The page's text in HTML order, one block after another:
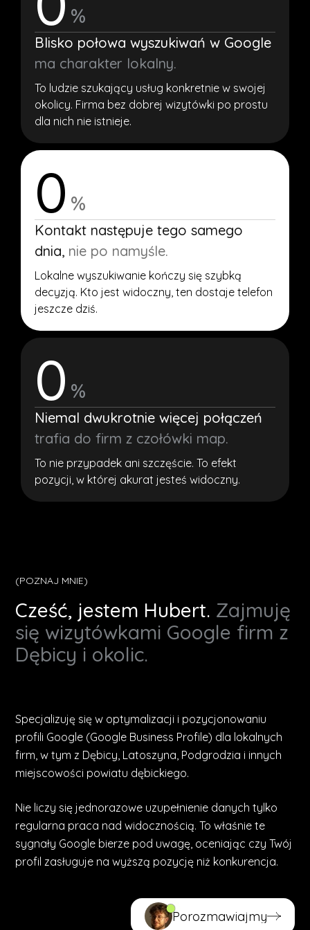
%
Blisko połowa wyszukiwań w Google
ma charakter lokalny.
To ludzie szukający usług konkretnie w swojej
okolicy. Firma bez dobrej wizytówki po prostu
dla nich nie istnieje.
0 %
Kontakt następuje tego samego
dnia, nie po namyśle.
Lokalne wyszukiwanie kończy się szybką
decyzją. Kto jest widoczny, ten dostaje telefon
jeszcze dziś.
0 %
Niemal dwukrotnie więcej połączeń
trafia do firm z czołówki map.
To nie przypadek ani szczęście. To efekt
pozycji, w której akurat jesteś widoczny.
(POZNAJ MNIE)
Cześć, jestem Hubert. Zajmuję
się wizytówkami Google firm z
Dębicy i okolic.
Specjalizuję się w optymalizacji i pozycjonowaniu
profili Google (Google Business Profile) dla lokalnych
firm, w tym z Dębicy, Latoszyna, Podgrodzia i innych
miejscowości powiatu dębickiego.
Nie liczy się jednorazowe uzupełnienie danych tylko
regularna praca nad widocznością. To właśnie te
sygnały Google bierze pod uwagę, oceniając czy Twój
profil zasługuje na wyższą pozycję niż konkurencja.
Porozmawiajmy